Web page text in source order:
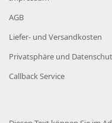
AGB
Liefer- und Versandkosten
Privatsphäre und
Callback Service